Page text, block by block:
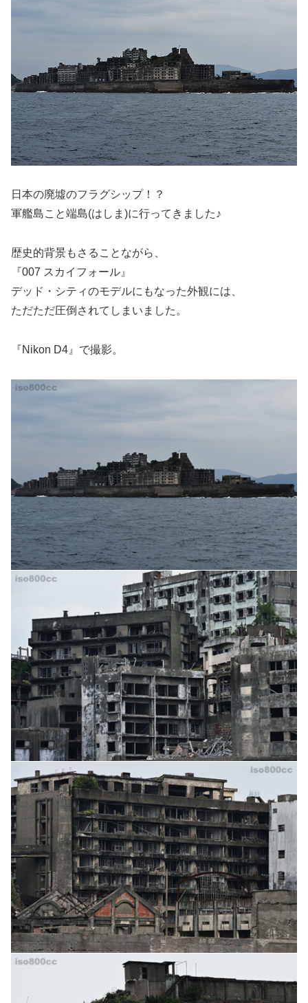
日本の廃墟のフラグシップ！？
軍艦島こと端島(はしま)に行ってきました♪
歴史的背景もさることながら、
『007 スカイフォール』
デッド・シティのモデルにもなった外観には、
ただただ圧倒されてしまいました。
『Nikon D4』で撮影。